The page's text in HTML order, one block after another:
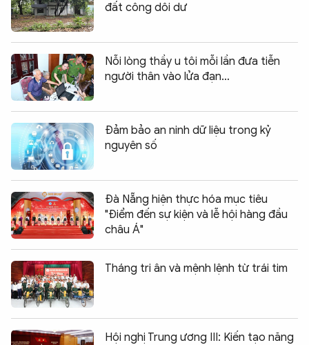
đất công dôi dư
Nỗi lòng thầy u tôi mỗi lần đưa tiễn
người thân vào lửa đạn…
Đảm bảo an ninh dữ liệu trong kỷ
nguyên số
Đà Nẵng hiện thực hóa mục tiêu
"Điểm đến sự kiện và lễ hội hàng đầu
châu Á"
Tháng tri ân và mệnh lệnh từ trái tim
Hội nghị Trung ương III: Kiến tạo năng